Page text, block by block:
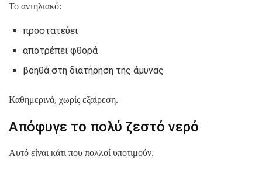
Το αντηλιακό:
προστατεύει
αποτρέπει φθορά
βοηθά στη διατήρηση της άμυνας
Καθημερινά, χωρίς εξαίρεση.
Απόφυγε το πολύ ζεστό νερό
Αυτό είναι κάτι που πολλοί υποτιμούν.